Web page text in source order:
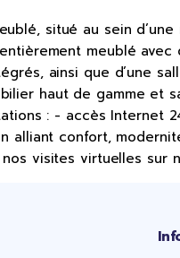
situé au sein
meublé
ainsi que d’une
haut de gamme et
: - accès Internet
alliant confort,
visites virtuelles sur